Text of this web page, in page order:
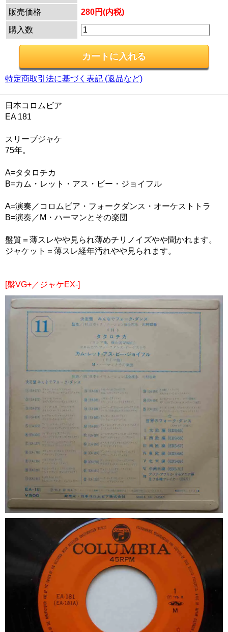
販売価格
280円(内税)
購入数
特定商取引法に基づく表記 (返品など)
日本コロムビア
EA 181
スリーブジャケ
75年。
A=タタロチカ
B=カム・レット・アス・ビー・ジョイフル
A=演奏／コロムビア・フォークダンス・オーケストトラ
B=演奏／M・ハーマンとその楽団
盤質＝薄スレやや見られ薄めチリノイズやや聞かれます。
ジャケット＝薄スレ経年汚れやや見られます。
[盤VG+／ジャケEX-]